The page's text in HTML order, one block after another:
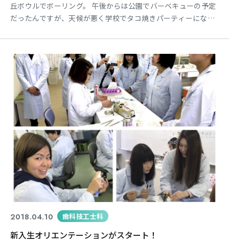
丘ボウルでボーリング。 午後からは公園でバーベキューの予定
だったんですが、天候が悪く学校でタコ焼きパーティーになり
2018.04.10 歯科技工士科
新入生オリエンテーションがスタート！